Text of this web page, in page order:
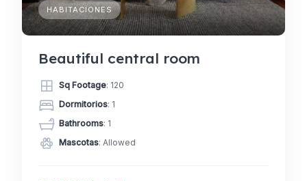
HABITACIONES
Beautiful central room
Sq Footage: 120
Dormitorios: 1
Bathrooms: 1
Mascotas: Allowed